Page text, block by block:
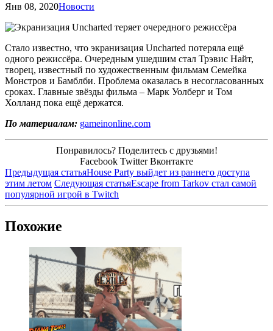
Янв 08, 2020Новости
Стало известно, что экранизация Uncharted потеряла ещё
одного режиссёра. Очередным ушедшим стал Трэвис Найт,
творец, известный по художественным фильмам Семейка
Монстров и Бамблби. Проблема оказалась в несогласованных
сроках. Главные звёзды фильма – Марк Уолберг и Том
Холланд пока ещё держатся.
По материалам: gameinonline.com
Понравилось? Поделитесь с друзьями!
Facebook Twitter Вконтакте
Предыдущая статьяHouse Party выйдет из раннего доступа
этим летом Следующая статьяEscape from Tarkov стал самой
популярной игрой в Twitch
Похожие